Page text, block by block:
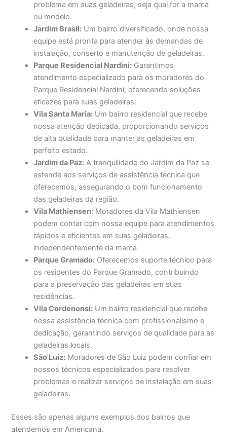
problema em suas geladeiras, seja qual for a marca
ou modelo.
Jardim Brasil: Um bairro diversificado, onde nossa
equipe está pronta para atender às demandas de
instalação, conserto e manutenção de geladeiras.
Parque Residencial Nardini: Garantimos
atendimento especializado para os moradores do
Parque Residencial Nardini, oferecendo soluções
eficazes para suas geladeiras.
Vila Santa Maria: Um bairro residencial que recebe
nossa atenção dedicada, proporcionando serviços
de alta qualidade para manter as geladeiras em
perfeito estado.
Jardim da Paz: A tranquilidade do Jardim da Paz se
estende aos serviços de assistência técnica que
oferecemos, assegurando o bom funcionamento
das geladeiras da região.
Vila Mathiensen: Moradores da Vila Mathiensen
podem contar com nossa equipe para atendimentos
rápidos e eficientes em suas geladeiras,
independentemente da marca.
Parque Gramado: Oferecemos suporte técnico para
os residentes do Parque Gramado, contribuindo
para a preservação das geladeiras em suas
residências.
Vila Cordenonsi: Um bairro residencial que recebe
nossa assistência técnica com profissionalismo e
dedicação, garantindo serviços de qualidade para as
geladeiras locais.
São Luiz: Moradores de São Luiz podem confiar em
nossos técnicos especializados para resolver
problemas e realizar serviços de instalação em suas
geladeiras.
Esses são apenas alguns exemplos dos bairros que
atendemos em Americana.